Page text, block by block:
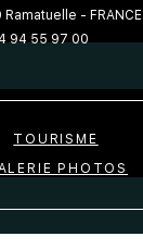
- FRANCE
94 55 97 00
TOURISME
PHOTOS